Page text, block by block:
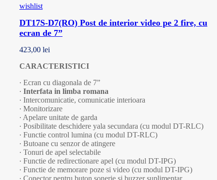
wishlist
DT17S-D7(RO) Post de interior video pe 2 fire, cu
ecran de 7”
423,00 lei
CARACTERISTICI
∙ Ecran cu diagonala de 7”
∙ Interfata in limba romana
∙ Intercomunicatie, comunicatie interioara
∙ Monitorizare
∙ Apelare unitate de garda
∙ Posibilitate deschidere yala secundara (cu modul DT-RLC)
∙ Functie control lumina (cu modul DT-RLC)
∙ Butoane cu senzor de atingere
∙ Tonuri de apel selectabile
∙ Functie de redirectionare apel (cu modul DT-IPG)
∙ Functie de memorare poze si video (cu modul DT-IPG)
∙ Conector pentru buton sonerie si buzzer suplimentar